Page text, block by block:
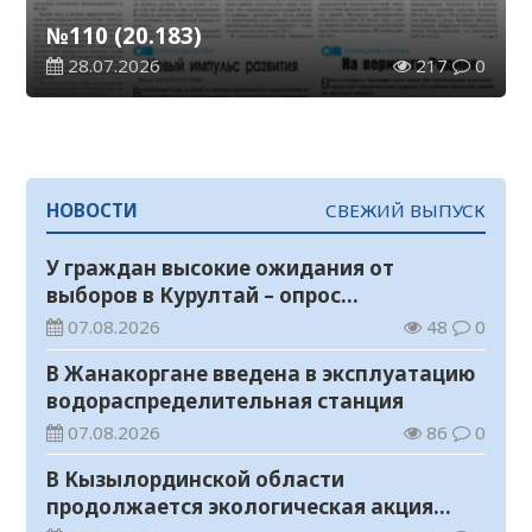
№110 (20.183)
28.07.2026 217 0
НОВОСТИ СВЕЖИЙ ВЫПУСК
У граждан высокие ожидания от
выборов в Курултай – опрос
общественного мнения
07.08.2026 48 0
В Жанакоргане введена в эксплуатацию
водораспределительная станция
07.08.2026 86 0
В Кызылординской области
продолжается экологическая акция